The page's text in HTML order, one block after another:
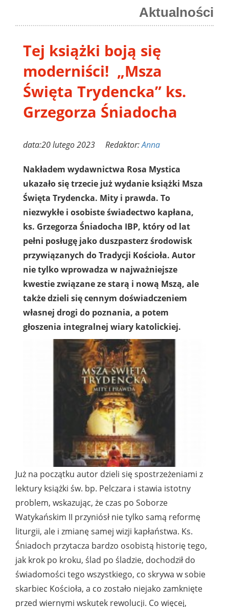
Aktualności
Tej książki boją się
moderniści! „Msza
Święta Trydencka” ks.
Grzegorza Śniadocha
data:20 lutego 2023 Redaktor:Anna
Nakładem wydawnictwa Rosa Mystica
ukazało się trzecie już wydanie książki Msza
Święta Trydencka. Mity i prawda. To
niezwykłe i osobiste świadectwo kapłana,
ks. Grzegorza Śniadocha IBP, który od lat
pełni posługę jako duszpasterz środowisk
przywiązanych do Tradycji Kościoła. Autor
nie tylko wprowadza w najważniejsze
kwestie związane ze starą i nową Mszą, ale
także dzieli się cennym doświadczeniem
własnej drogi do poznania, a potem
głoszenia integralnej wiary katolickiej.
Już na początku autor dzieli się spostrzeżeniami z
lektury książki św. bp. Pelczara i stawia istotny
problem, wskazując, że czas po Soborze
Watykańskim II przyniósł nie tylko samą reformę
liturgii, ale i zmianę samej wizji kapłaństwa. Ks.
Śniadoch przytacza bardzo osobistą historię tego,
jak krok po kroku, ślad po śladzie, dochodził do
świadomości tego wszystkiego, co skrywa w sobie
skarbiec Kościoła, a co zostało niejako zamknięte
przed wiernymi wskutek rewolucji. Co więcej,